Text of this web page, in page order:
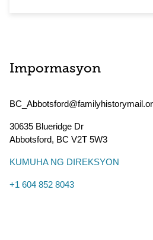
Impormasyon
30635 Blueridge Dr
Abbotsford, BC V2T 5W3
KUMUHA NG DIREKSYON
+1 604 852 8043